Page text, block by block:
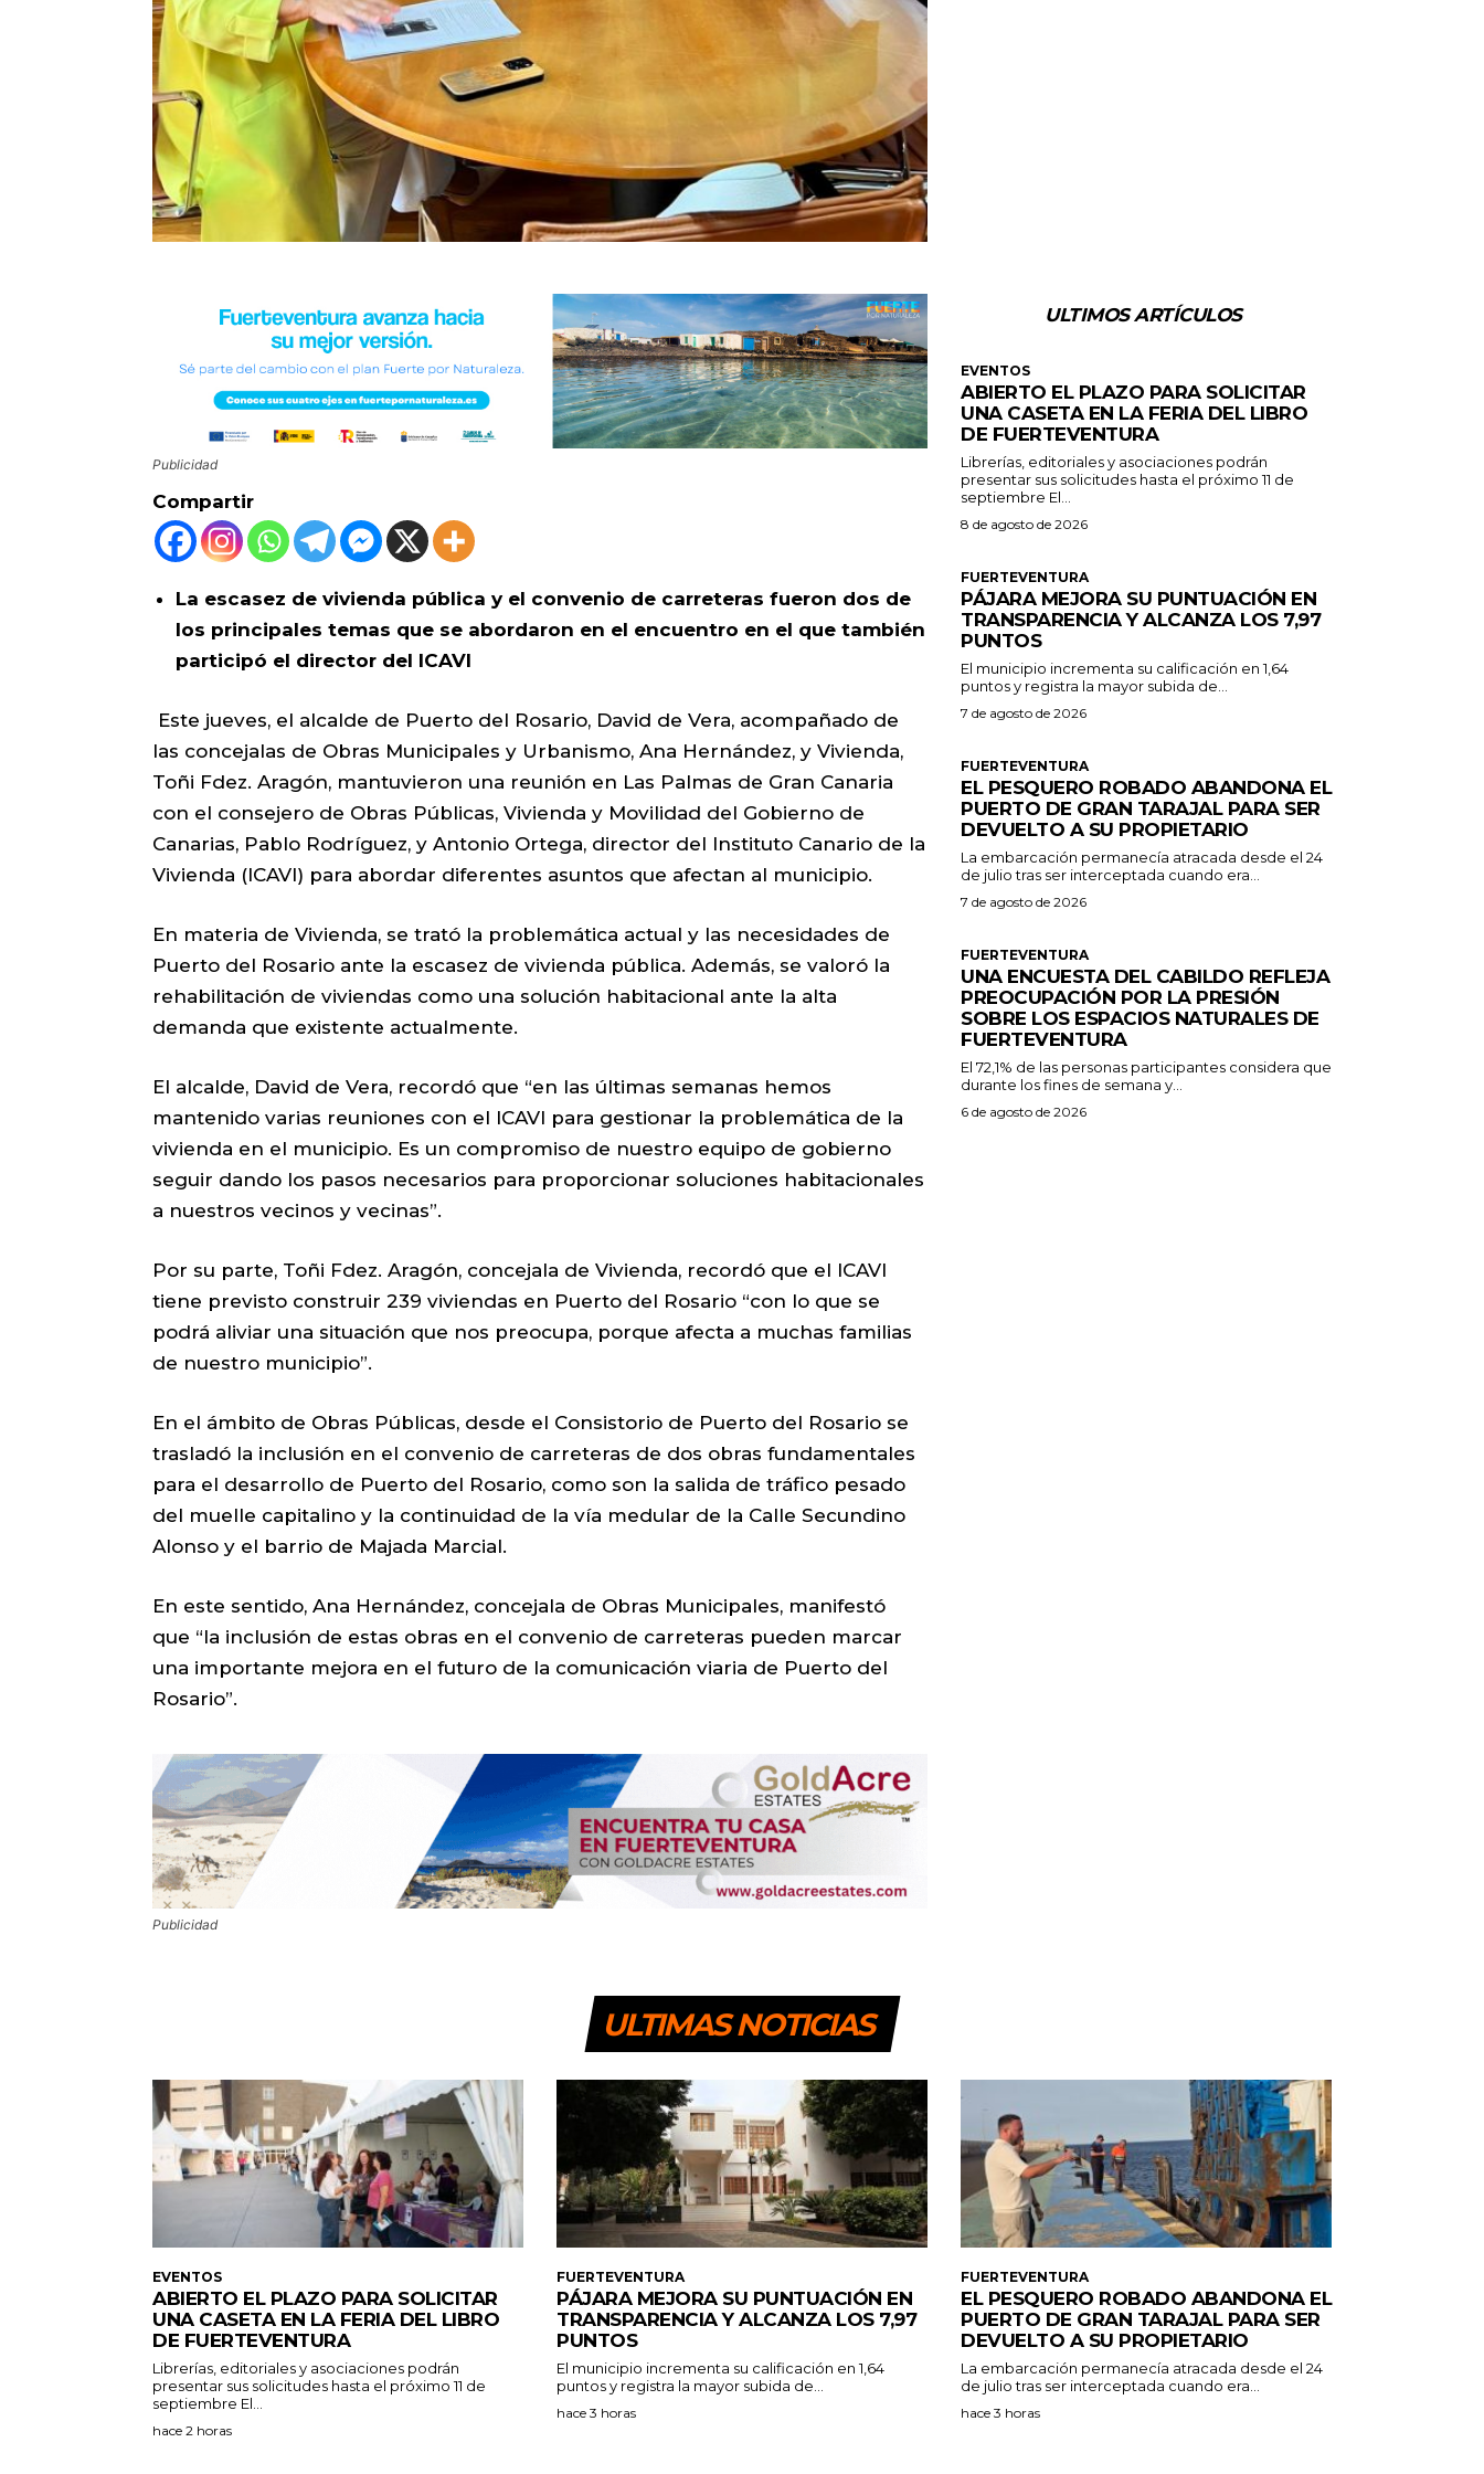
Publicidad
Compartir
La escasez de vivienda pública y el convenio de carreteras fueron dos de
los principales temas que se abordaron en el encuentro en el que también
participó el director del ICAVI
Este jueves, el alcalde de Puerto del Rosario, David de Vera, acompañado de
las concejalas de Obras Municipales y Urbanismo, Ana Hernández, y Vivienda,
Toñi Fdez. Aragón, mantuvieron una reunión en Las Palmas de Gran Canaria
con el consejero de Obras Públicas, Vivienda y Movilidad del Gobierno de
Canarias, Pablo Rodríguez, y Antonio Ortega, director del Instituto Canario de la
Vivienda (ICAVI) para abordar diferentes asuntos que afectan al municipio.
En materia de Vivienda, se trató la problemática actual y las necesidades de
Puerto del Rosario ante la escasez de vivienda pública. Además, se valoró la
rehabilitación de viviendas como una solución habitacional ante la alta
demanda que existente actualmente.
El alcalde, David de Vera, recordó que “en las últimas semanas hemos
mantenido varias reuniones con el ICAVI para gestionar la problemática de la
vivienda en el municipio. Es un compromiso de nuestro equipo de gobierno
seguir dando los pasos necesarios para proporcionar soluciones habitacionales
a nuestros vecinos y vecinas”.
Por su parte, Toñi Fdez. Aragón, concejala de Vivienda, recordó que el ICAVI
tiene previsto construir 239 viviendas en Puerto del Rosario “con lo que se
podrá aliviar una situación que nos preocupa, porque afecta a muchas familias
de nuestro municipio”.
En el ámbito de Obras Públicas, desde el Consistorio de Puerto del Rosario se
trasladó la inclusión en el convenio de carreteras de dos obras fundamentales
para el desarrollo de Puerto del Rosario, como son la salida de tráfico pesado
del muelle capitalino y la continuidad de la vía medular de la Calle Secundino
Alonso y el barrio de Majada Marcial.
En este sentido, Ana Hernández, concejala de Obras Municipales, manifestó
que “la inclusión de estas obras en el convenio de carreteras pueden marcar
una importante mejora en el futuro de la comunicación viaria de Puerto del
Rosario”.
Publicidad
ULTIMOS ARTÍCULOS
EVENTOS
ABIERTO EL PLAZO PARA SOLICITAR
UNA CASETA EN LA FERIA DEL LIBRO
DE FUERTEVENTURA
Librerías, editoriales y asociaciones podrán
presentar sus solicitudes hasta el próximo 11 de
septiembre El...
8 de agosto de 2026
FUERTEVENTURA
PÁJARA MEJORA SU PUNTUACIÓN EN
TRANSPARENCIA Y ALCANZA LOS 7,97
PUNTOS
El municipio incrementa su calificación en 1,64
puntos y registra la mayor subida de...
7 de agosto de 2026
FUERTEVENTURA
EL PESQUERO ROBADO ABANDONA EL
PUERTO DE GRAN TARAJAL PARA SER
DEVUELTO A SU PROPIETARIO
La embarcación permanecía atracada desde el 24
de julio tras ser interceptada cuando era...
7 de agosto de 2026
FUERTEVENTURA
UNA ENCUESTA DEL CABILDO REFLEJA
PREOCUPACIÓN POR LA PRESIÓN
SOBRE LOS ESPACIOS NATURALES DE
FUERTEVENTURA
El 72,1% de las personas participantes considera que
durante los fines de semana y...
6 de agosto de 2026
ULTIMAS NOTICIAS
EVENTOS
ABIERTO EL PLAZO PARA SOLICITAR
UNA CASETA EN LA FERIA DEL LIBRO
DE FUERTEVENTURA
Librerías, editoriales y asociaciones podrán
presentar sus solicitudes hasta el próximo 11 de
septiembre El...
hace 2 horas
FUERTEVENTURA
PÁJARA MEJORA SU PUNTUACIÓN EN
TRANSPARENCIA Y ALCANZA LOS 7,97
PUNTOS
El municipio incrementa su calificación en 1,64
puntos y registra la mayor subida de...
hace 3 horas
FUERTEVENTURA
EL PESQUERO ROBADO ABANDONA EL
PUERTO DE GRAN TARAJAL PARA SER
DEVUELTO A SU PROPIETARIO
La embarcación permanecía atracada desde el 24
de julio tras ser interceptada cuando era...
hace 3 horas